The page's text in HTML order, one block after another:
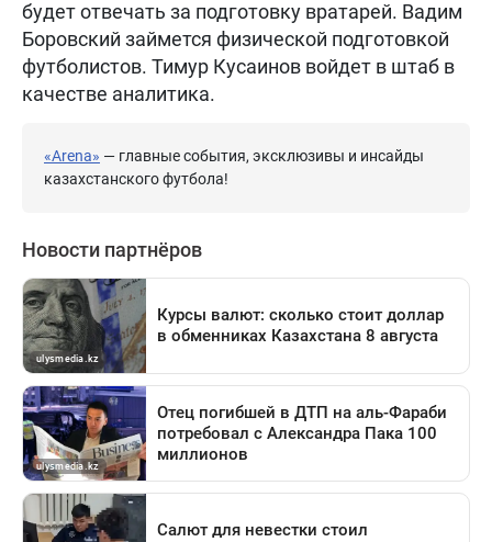
будет отвечать за подготовку вратарей. Вадим
Боровский займется физической подготовкой
футболистов. Тимур Кусаинов войдет в штаб в
качестве аналитика.
«Arena» — главные события, эксклюзивы и инсайды
казахстанского футбола!